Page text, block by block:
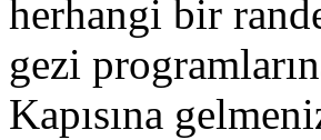
herhangi bir
gezi
Kapısına